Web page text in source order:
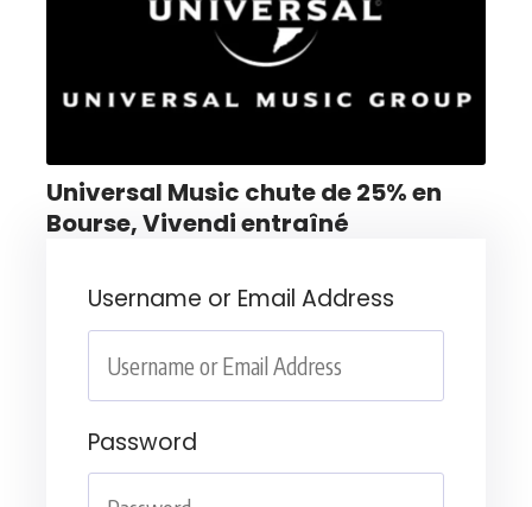
Universal Music chute de 25% en
Bourse, Vivendi entraîné
Username or Email Address
Password